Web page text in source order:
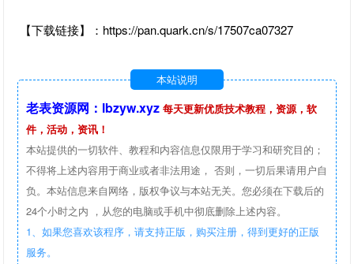
【下载链接】：https://pan.quark.cn/s/17507ca07327
本站说明
老表资源网：lbzyw.xyz 每天更新优质技术教程，资源，软
件，活动，资讯！
本站提供的一切软件、教程和内容信息仅限用于学习和研究目的；
不得将上述内容用于商业或者非法用途， 否则，一切后果请用户自
负。本站信息来自网络，版权争议与本站无关。您必须在下载后的
24个小时之内 ，从您的电脑或手机中彻底删除上述内容。
1、如果您喜欢该程序，请支持正版，购买注册，得到更好的正版
服务。